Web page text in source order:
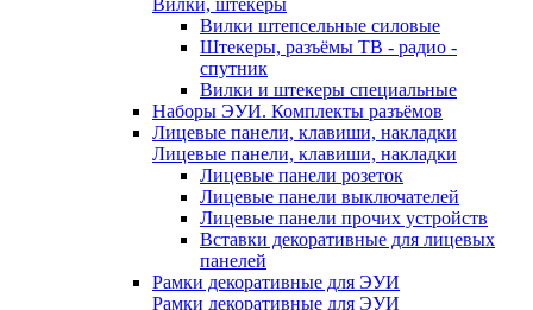
Вилки, штекеры
Вилки штепсельные силовые
Штекеры, разъёмы ТВ - радио -
спутник
Вилки и штекеры специальные
Наборы ЭУИ. Комплекты разъёмов
Лицевые панели, клавиши, накладки
Лицевые панели, клавиши, накладки
Лицевые панели розеток
Лицевые панели выключателей
Лицевые панели прочих устройств
Вставки декоративные для лицевых
панелей
Рамки декоративные для ЭУИ
Рамки декоративные для ЭУИ